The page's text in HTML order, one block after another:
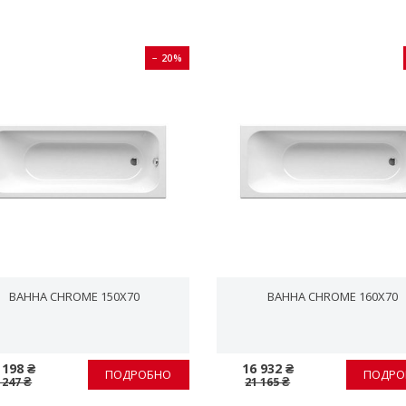
− 20%
ВАННА CHROME 150X70
₴
247 ₴ ПОДРОБНО
ВАННА CHROME 160X70
16 932 ₴
21 165 ₴